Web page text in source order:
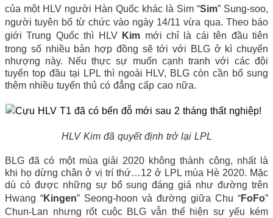
của một HLV người Hàn Quốc khác là Sim “Sim” Sung-soo,
người tuyên bố từ chức vào ngày 14/11 vừa qua. Theo báo
giới Trung Quốc thì HLVKim mới chỉ là cái tên đầu tiên
trong số nhiều bản hợp đồng sẽ tới với BLG ở kì chuyển
nhượng này. Nếu thực sự muốn cạnh tranh với các đội
tuyển top đầu tại LPL thì ngoài HLV, BLG còn cần bổ sung
thêm nhiều tuyển thủ có đẳng cấp cao nữa.
HLV Kim đã quyết định trở lại LPL
BLG đã có một mùa giải 2020 không thành công, nhất là
khi họ dừng chân ở vị trí thứ…12 ở LPL mùa Hè 2020. Mặc
dù có được những sự bổ sung đáng giá như đường trên
Hwang “Kingen” Seong-hoon và đường giữa Chu “FoFo”
Chun-Lan nhưng rốt cuộc BLG vẫn thể hiện sự yếu kém